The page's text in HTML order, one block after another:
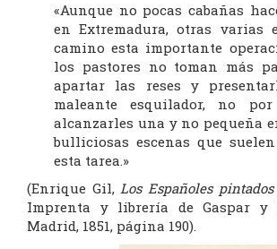
«Aunque no pocas cabañas
en Extremadura, otras varias
camino esta importante
los pastores no toman más
apartar las reses y
maleante esquilador, no
alcanzarles una y no pequeña
bulliciosas escenas que
esta tarea.»
(Enrique Gil,Los Españoles
Imprenta y librería de Gaspar y
Madrid, 1851, página 190).